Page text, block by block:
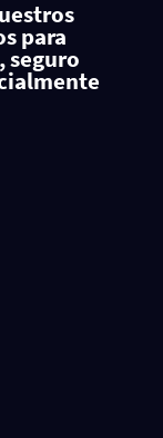
para
seguro